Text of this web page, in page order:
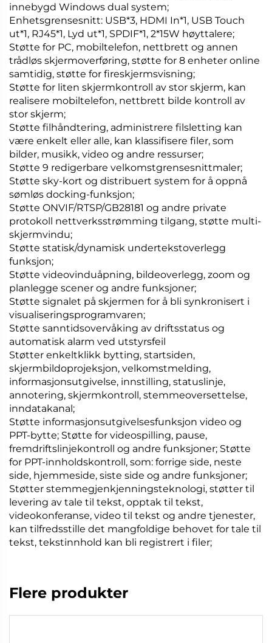
innebygd Windows dual system;
Enhetsgrensesnitt: USB*3, HDMI In*1, USB Touch
ut*1, RJ45*1, Lyd ut*1, SPDIF*1, 2*15W høyttalere;
Støtte for PC, mobiltelefon, nettbrett og annen
trådløs skjermoverføring, støtte for 8 enheter online
samtidig, støtte for fireskjermsvisning;
Støtte for liten skjermkontroll av stor skjerm, kan
realisere mobiltelefon, nettbrett bilde kontroll av
stor skjerm;
Støtte filhåndtering, administrere filsletting kan
være enkelt eller alle, kan klassifisere filer, som
bilder, musikk, video og andre ressurser;
Støtte 9 redigerbare velkomstgrensesnittmaler;
Støtte sky-kort og distribuert system for å oppnå
sømløs docking-funksjon;
Støtte ONVIF/RTSP/GB28181 og andre private
protokoll nettverksstrømming tilgang, støtte multi-
skjermvindu;
Støtte statisk/dynamisk undertekstoverlegg
funksjon;
Støtte videovinduåpning, bildeoverlegg, zoom og
planlegge scener og andre funksjoner;
Støtte signalet på skjermen for å bli synkronisert i
visualiseringsprogramvaren;
Støtte sanntidsovervåking av driftsstatus og
automatisk alarm ved utstyrsfeil
Støtter enkeltklikk bytting, startsiden,
skjermbildoprojeksjon, velkomstmelding,
informasjonsutgivelse, innstilling, statuslinje,
annotering, skjermkontroll, stemmeoversettelse,
inndatakanal;
Støtte informasjonsutgivelsesfunksjon video og
PPT-bytte; Støtte for videospilling, pause,
fremdriftslinjekontroll og andre funksjoner; Støtte
for PPT-innholdskontroll, som: forrige side, neste
side, hjemmeside, siste side og andre funksjoner;
Støtter stemmegjenkjenningsteknologi, støtter til
levering av tale til tekst, opptak til tekst,
videokonferanse, video til tekst og andre tjenester,
kan tilfredsstille det mangfoldige behovet for tale til
tekst, tekstinnhold kan bli registrert i filer;
Flere produkter